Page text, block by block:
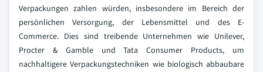
Verpackungen zahlen würden, insbesondere im Bereich der
persönlichen Versorgung, der Lebensmittel und des E-
Commerce. Dies sind treibende Unternehmen wie Unilever,
Procter & Gamble und Tata Consumer Products, um
nachhaltigere Verpackungstechniken wie biologisch abbaubare